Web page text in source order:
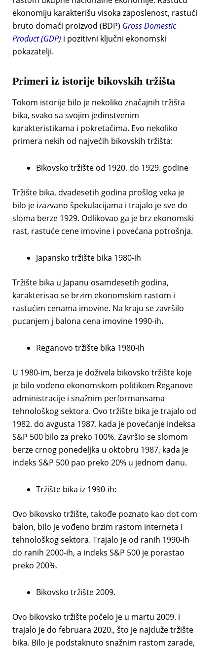
ekonomiju karakterišu visoka zaposlenost, rastući
bruto domaći proizvod (BDP) Gross Domestic
Product (GDP) i pozitivni ključni ekonomski
pokazatelji.
Primeri iz istorije bikovskih tržišta
Tokom istorije bilo je nekoliko značajnih tržišta
bika, svako sa svojim jedinstvenim
karakteristikama i pokretačima. Evo nekoliko
primera nekih od najvećih bikovskih tržišta:
Bikovsko tržište od 1920. do 1929. godine
Tržište bika, dvadesetih godina prošlog veka je
bilo je izazvano špekulacijama i trajalo je sve do
sloma berze 1929. Odlikovao ga je brz ekonomski
rast, rastuće cene imovine i povećana potrošnja.
Japansko tržište bika 1980-ih
Tržište bika u Japanu osamdesetih godina,
karakterisao se brzim ekonomskim rastom i
rastućim cenama imovine. Na kraju se završilo
pucanjem j balona cena imovine 1990-ih.
Reganovo tržište bika 1980-ih
U 1980-im, berza je doživela bikovsko tržište koje
je bilo vođeno ekonomskom politikom Reganove
administracije i snažnim performansama
tehnološkog sektora. Ovo tržište bika je trajalo od
1982. do avgusta 1987. kada je povećanje indeksa
S&P 500 bilo za preko 100%. Završio se slomom
berze crnog ponedeljka u oktobru 1987, kada je
indeks S&P 500 pao preko 20% u jednom danu.
Tržište bika iz 1990-ih:
Ovo bikovsko tržište, takođe poznato kao dot com
balon, bilo je vođeno brzim rastom interneta i
tehnološkog sektora. Trajalo je od ranih 1990-ih
do ranih 2000-ih, a indeks S&P 500 je porastao
preko 200%.
Bikovsko tržište 2009.
Ovo bikovsko tržište počelo je u martu 2009. i
trajalo je do februara 2020., što je najduže tržište
bika. Bilo je podstaknuto snažnim rastom zarade,